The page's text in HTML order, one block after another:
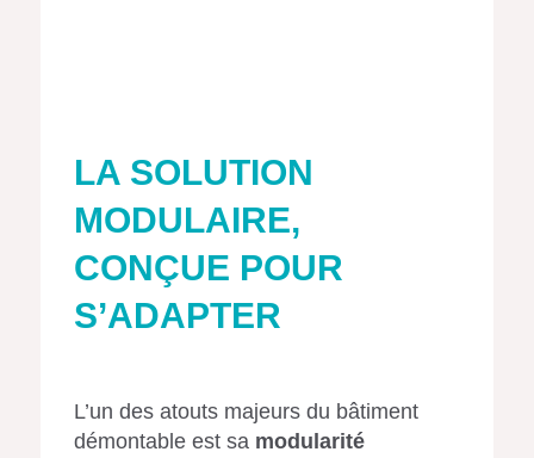
LA SOLUTION
MODULAIRE,
CONÇUE POUR
S’ADAPTER
L’un des atouts majeurs du bâtiment
démontable est sa modularité